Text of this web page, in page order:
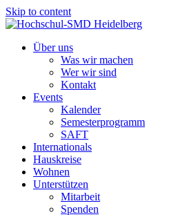
Skip to content
Über uns
Was wir machen
Wer wir sind
Kontakt
Events
Kalender
Semesterprogramm
SAFT
Internationals
Hauskreise
Wohnen
Unterstützen
Mitarbeit
Spenden